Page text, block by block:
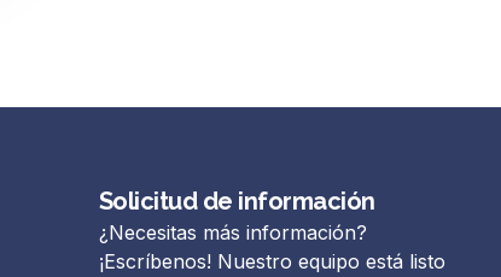
Solicitud de información
¿Necesitas más información?
¡Escríbenos! Nuestro equipo está listo